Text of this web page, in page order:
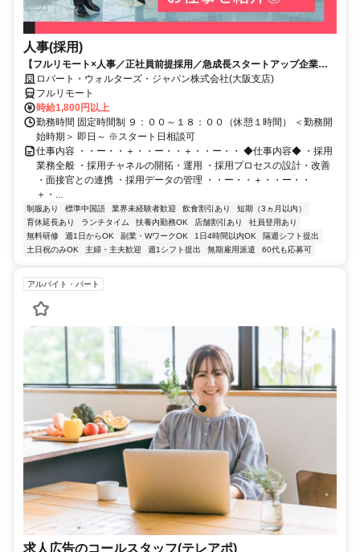
人事(採用)
【フルリモート×人事／正社員前提採用／急成長スタートアップ企業／
英語】Robert Walters
ロバート・ウォルターズ・ジャパン株式会社(大阪支店)
フルリモート
時給1,800円以上
勤務時間 固定時間制 ９：００～１８：００（休憩１時間） ＜勤務開
始時期＞ 即日～ ※スタート日相談可
仕事内容 ・・ー・・＋・・ー・・＋・・ー・・ ◆仕事内容◆ ・採用
業務全般 ・採用チャネルの開拓・運用 ・採用プロセスの設計・改善
・面接官との連携 ・採用データの管理 ・・ー・・＋・・ー・・
＋・...
制服あり 標準中国語 業界未経験者歓迎 飲食割引あり
短期（3ヵ月以内）
育休延長あり
ランチタイム 扶養内勤務OK 店舗割引あり
社員登用あり
無料研修
週1日からOK 副業・WワークOK 1日4時間以内OK
隔週シフト提出
土日祝のみOK
主婦・主夫歓迎 週1シフト提出 無期雇用派遣 60代も応募可
アルバイト・パート
求人広告のコールスタッフ(テレアポ)